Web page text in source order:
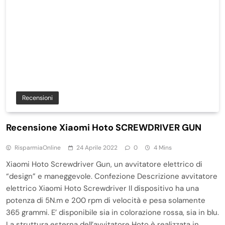
Recensioni
Recensione Xiaomi Hoto SCREWDRIVER GUN
RisparmiaOnline 24 Aprile 2022 0 4 Mins
Xiaomi Hoto Screwdriver Gun, un avvitatore elettrico di
“design” e maneggevole. Confezione Descrizione avvitatore
elettrico Xiaomi Hoto Screwdriver Il dispositivo ha una
potenza di 5N.m e 200 rpm di velocità e pesa solamente
365 grammi. E’ disponibile sia in colorazione rossa, sia in blu.